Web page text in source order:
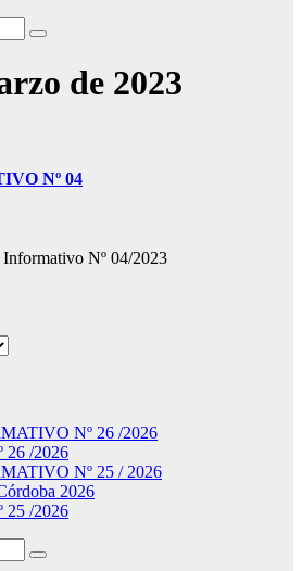
de 2023
Nº 04
Nº 04/2023
Nº 26 /2026
26 /2026
Nº 25 / 2026
2026
25 /2026